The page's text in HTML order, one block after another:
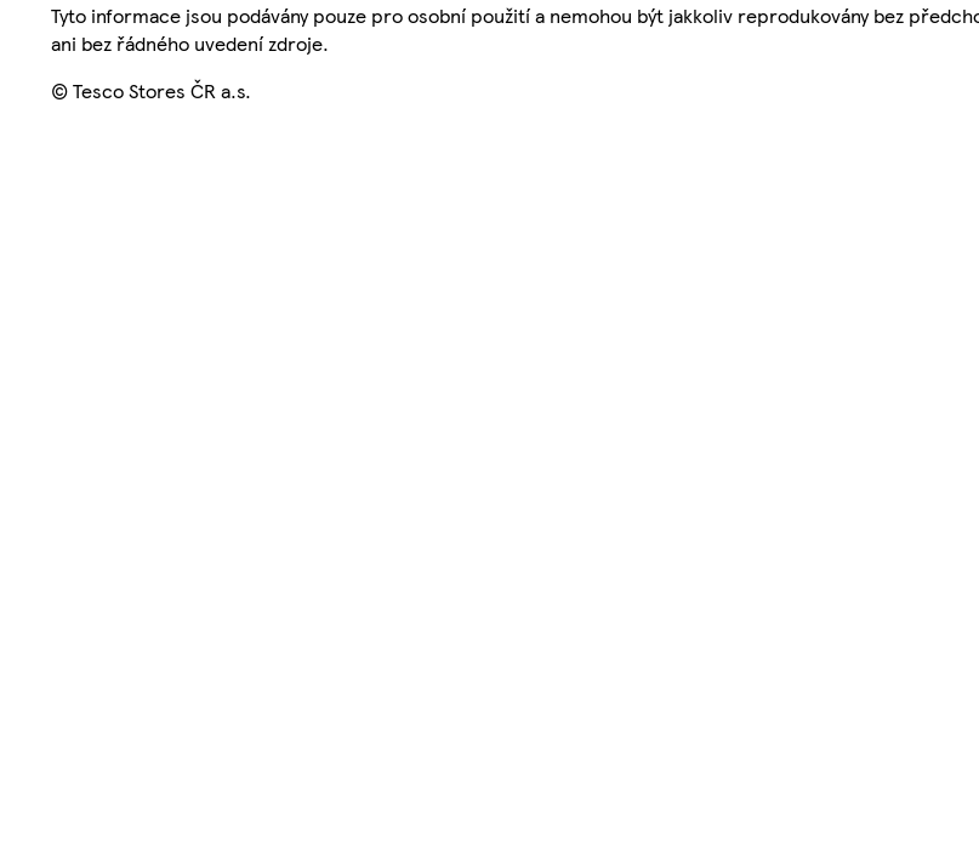
Tyto informace jsou podávány pouze pro osobní použití a nemohou být jakkoliv reprodukovány bez
ani bez řádného uvedení zdroje.
© Tesco Stores ČR a.s.